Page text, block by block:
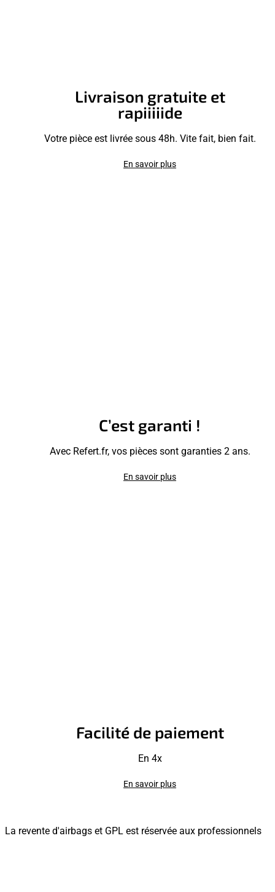
Livraison gratuite et
rapiiiiide
Votre pièce est livrée sous 48h. Vite fait, bien fait.
En savoir plus
C’est garanti !
Avec Refert.fr, vos pièces sont garanties 2 ans.
En savoir plus
Facilité de paiement
En 4x
En savoir plus
La revente d'airbags et GPL est réservée aux professionnels